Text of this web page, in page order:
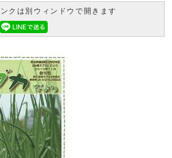
クは別ウィンドウで開きます